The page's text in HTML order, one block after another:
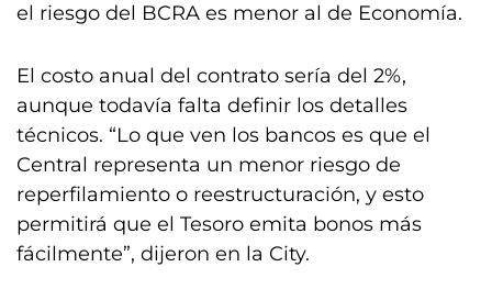
el riesgo del BCRA es menor al de Economía.
El costo anual del contrato sería del 2%,
aunque todavía falta definir los detalles
técnicos. “Lo que ven los bancos es que el
Central representa un menor riesgo de
reperfilamiento o reestructuración, y esto
permitirá que el Tesoro emita bonos más
fácilmente”, dijeron en la City.